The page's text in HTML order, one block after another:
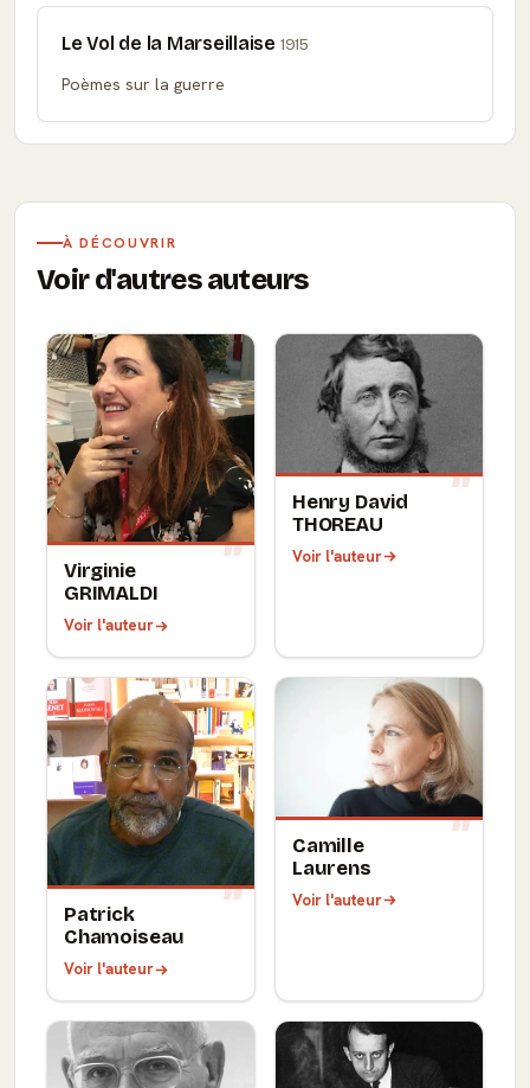
Le Vol de la Marseillaise 1915
Poèmes sur la guerre
À DÉCOUVRIR
Voir d'autres auteurs
Virginie
GRIMALDI
Voir l'auteur
Henry David
THOREAU
Voir l'auteur
Patrick
Chamoiseau
Voir l'auteur
Camille
Laurens
Voir l'auteur